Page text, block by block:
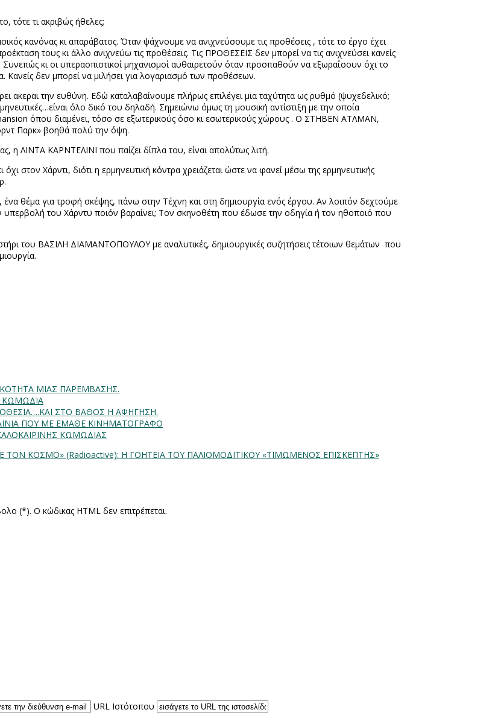
τότε τι ακριβώς ήθελες;
κανόνας κι απαράβατος. Όταν ψάχνουμε να ανιχνεύσουμε τις προθέσεις , τότε το έργο έχει
τους κι άλλο ανιχνεύω τις προθέσεις. Τις ΠΡΟΘΕΣΕΙΣ δεν μπορεί να τις ανιχνεύσει κανείς
Συνεπώς κι οι υπερασπιστικοί μηχανισμοί αυθαιρετούν όταν προσπαθούν να εξωραΐσουν όχι το
δεν μπορεί να μιλήσει για λογαριασμό των προθέσεων.
ακεραι την ευθύνη. Εδώ καταλαβαίνουμε πλήρως επιλέγει μια ταχύτητα ως ρυθμό (ψυχεδελικό;
όλο δικό του δηλαδή. Σημειώνω όμως τη μουσική αντίστιξη με την οποία
όπου διαμένει, τόσο σε εξωτερικούς όσο κι εσωτερικούς χώρους . Ο ΣΤΗΒΕΝ ΑΤΛΜΑΝ,
Παρκ» βοηθά πολύ την όψη.
η ΛΙΝΤΑ ΚΑΡΝΤΕΛΙΝΙ που παίζει δίπλα του, είναι απολύτως λιτή.
στον Χάρντι, διότι η ερμηνευτική κόντρα χρειάζεται ώστε να φανεί μέσω της ερμηνευτικής
ένα θέμα για τροφή σκέψης, πάνω στην Τέχνη και στη δημιουργία ενός έργου. Αν λοιπόν δεχτούμε
υπερβολή του Χάρντυ ποιόν βαραίνει; Τον σκηνοθέτη που έδωσε την οδηγία ή τον ηθοποιό που
του ΒΑΣΙΛΗ ΔΙΑΜΑΝΤΟΠΟΥΛΟΥ με αναλυτικές, δημιουργικές συζητήσεις τέτοιων θεμάτων που
ΜΙΑΣ ΠΑΡΕΜΒΑΣΗΣ.
ΚΩΜΩΔΙΑ
ΣΤΟ ΒΑΘΟΣ Η ΑΦΗΓΗΣΗ.
ΠΟΥ ΜΕ ΕΜΑΘΕ ΚΙΝΗΜΑΤΟΓΡΑΦΟ
ΚΩΜΩΔΙΑΣ
ΤΟΝ ΚΟΣΜΟ» (Radioactive): H ΓΟΗΤΕΙΑ ΤΟΥ ΠΑΛΙΟΜΟΔΙΤΙΚΟΥ «ΤΙΜΩΜΕΝΟΣ ΕΠΙΣΚΕΠΤΗΣ»
(*). Ο κώδικας HTML δεν επιτρέπεται.
URL Ιστότοπου